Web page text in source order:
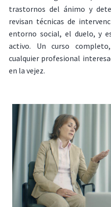
trastornos del ánimo y
revisan técnicas de
entorno social, el duelo, y
activo. Un curso
cualquier profesional
en la vejez.